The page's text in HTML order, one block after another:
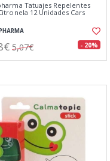
Tatuajes Repelentes
12 Unidades Cars
5,07€ - 20%